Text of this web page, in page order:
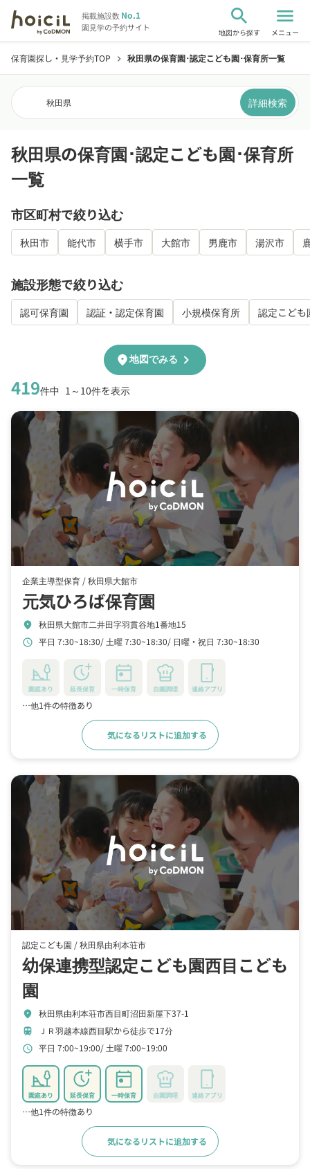
掲載施設数No.1
園見学の予約サイト
search
地図から探す
menu
メニュー
保育園探し・見学予約TOP chevron_right 秋田県の保育園･認定こども園･保育所一覧
秋田県 詳細検索
秋田県の保育園･認定こども園･保育所
一覧
市区町村で絞り込む
秋田市 能代市 横手市 大館市 男鹿市 湯沢市
施設形態で絞り込む
認可保育園 認証・認定保育園 小規模保育所 認定こども
419件中 1～10件を表示
location_on地図でみる chevron_right
企業主導型保育 /秋田県大館市
元気ひろば保育園
location_on 秋田県大館市二井田字羽貫谷地1番地15
schedule 平日 7:30~18:30 土曜 7:30~18:30 日曜・祝日 7:30~18:30
園庭あり 延長保育 一時保育 自園調理 連絡アプリ
…他1件の特徴あり
気になるリストに追加する
認定こども園 /秋田県由利本荘市
幼保連携型認定こども園西目こども
園
location_on 秋田県由利本荘市西目町沼田新屋下37-1
train ＪＲ羽越本線西目駅から徒歩で17分
schedule 平日 7:00~19:00 土曜 7:00~19:00
園庭あり 延長保育 一時保育 自園調理 連絡アプリ
…他1件の特徴あり
気になるリストに追加する